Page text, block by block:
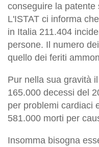
conseguire la patente
L'ISTAT ci informa
in Italia 211.404
persone. Il numero
quello dei feriti
Pur nella sua gravità
165.000 decessi del
per problemi cardiaci
581.000 morti per
Insomma bisogna